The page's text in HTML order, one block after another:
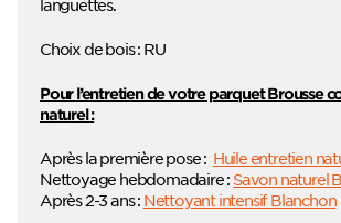
Choix de bois : RU
Pour l’entretien de votre parquet Brousse
naturel :
Après la première pose : Huile entretien
Nettoyage hebdomadaire : Savon naturel
Après 2-3 ans : Nettoyant intensif Blanchon